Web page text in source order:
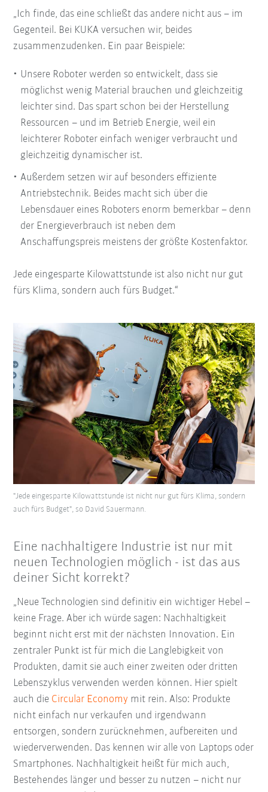
„Ich finde, das eine schließt das andere nicht aus – im
Gegenteil. Bei KUKA versuchen wir, beides
zusammenzudenken. Ein paar Beispiele:
Unsere Roboter werden so entwickelt, dass sie
möglichst wenig Material brauchen und gleichzeitig
leichter sind. Das spart schon bei der Herstellung
Ressourcen – und im Betrieb Energie, weil ein
leichterer Roboter einfach weniger verbraucht und
gleichzeitig dynamischer ist.
Außerdem setzen wir auf besonders effiziente
Antriebstechnik. Beides macht sich über die
Lebensdauer eines Roboters enorm bemerkbar – denn
der Energieverbrauch ist neben dem
Anschaffungspreis meistens der größte Kostenfaktor.
Jede eingesparte Kilowattstunde ist also nicht nur gut
fürs Klima, sondern auch fürs Budget.“
"Jede eingesparte Kilowattstunde ist nicht nur gut fürs Klima, sondern
auch fürs Budget", so David Sauermann.
Eine nachhaltigere Industrie ist nur mit
neuen Technologien möglich - ist das aus
deiner Sicht korrekt?
„Neue Technologien sind definitiv ein wichtiger Hebel –
keine Frage. Aber ich würde sagen: Nachhaltigkeit
beginnt nicht erst mit der nächsten Innovation. Ein
zentraler Punkt ist für mich die Langlebigkeit von
Produkten, damit sie auch einer zweiten oder dritten
Lebenszyklus verwenden werden können. Hier spielt
auch die Circular Economy mit rein. Also: Produkte
nicht einfach nur verkaufen und irgendwann
entsorgen, sondern zurücknehmen, aufbereiten und
wiederverwenden. Das kennen wir alle von Laptops oder
Smartphones. Nachhaltigkeit heißt für mich auch,
Bestehendes länger und besser zu nutzen – nicht nur